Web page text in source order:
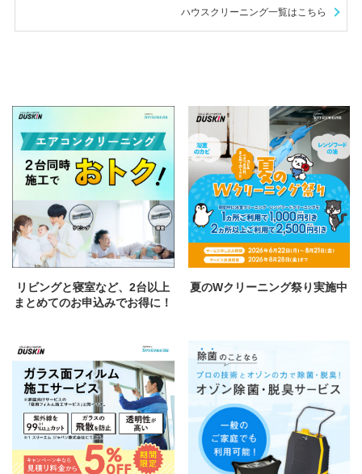
ハウスクリーニング一覧はこちら
リビングと寝室など、2台以上
まとめてのお申込みでお得に！
夏のWクリーニング祭り実施中